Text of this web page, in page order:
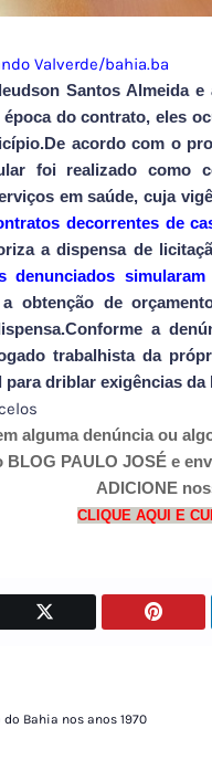
Valverde/bahia.ba
Santos Almeida
do contrato, eles
acordo com o
foi realizado como
em saúde, cuja
decorrentes de
a dispensa de
denunciados
obtenção de
a
trabalhista da
para driblar exigências
alguma denúncia ou
BLOG PAULO JOSÉ e
ADICIONE
CLIQUE AQUI E
Bahia nos anos 1970